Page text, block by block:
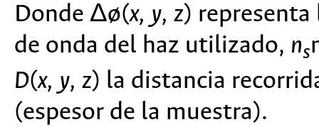
Donde Δø(x, y, z)
de onda del haz utilizado, ns
D(x, y, z) la distancia
(espesor de la muestra).